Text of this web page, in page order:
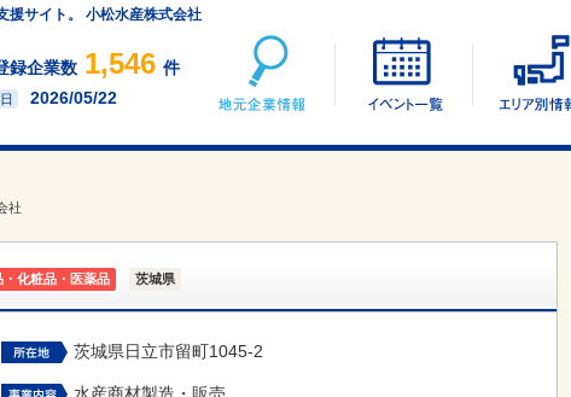
援サイト。 小松水産株式会社
録企業数 1,546 件
2026/05/22
地元企業情報 イベント一覧
社
・化粧品・医薬品 茨城県
茨城県日立市留町1045-2